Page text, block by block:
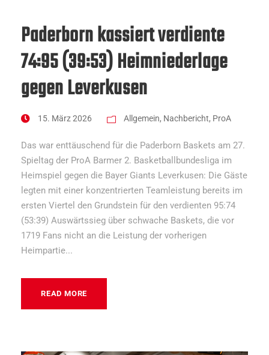
Paderborn kassiert verdiente
74:95 (39:53) Heimniederlage
gegen Leverkusen
15. März 2026 Allgemein, Nachbericht, ProA
Das war enttäuschend für die Paderborn Baskets am 27.
Spieltag der ProA Barmer 2. Basketballbundesliga im
Heimspiel gegen die Bayer Giants Leverkusen: Die Gäste
legten mit einer konzentrierten Teamleistung bereits im
ersten Viertel den Grundstein für den verdienten 95:74
(53:39) Auswärtssieg über schwache Baskets, die vor
1719 Fans nicht an die Leistung der vorherigen
Heimpartie...
READ MORE